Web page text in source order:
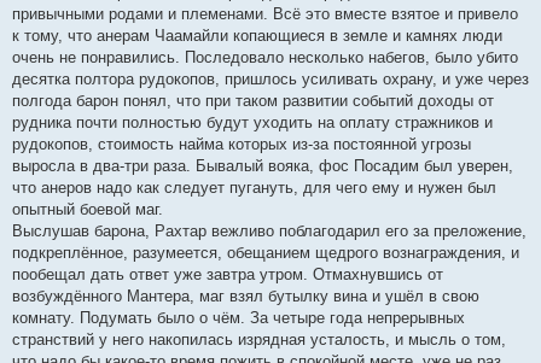
привычными родами и племенами. Всё это вместе взятое и привело
к тому, что анерам Чаамайли копающиеся в земле и камнях люди
очень не понравились. Последовало несколько набегов, было убито
десятка полтора рудокопов, пришлось усиливать охрану, и уже через
полгода барон понял, что при таком развитии событий доходы от
рудника почти полностью будут уходить на оплату стражников и
рудокопов, стоимость найма которых из-за постоянной угрозы
выросла в два-три раза. Бывалый вояка, фос Посадим был уверен,
что анеров надо как следует пугануть, для чего ему и нужен был
опытный боевой маг.
Выслушав барона, Рахтар вежливо поблагодарил его за преложение,
подкреплённое, разумеется, обещанием щедрого вознаграждения, и
пообещал дать ответ уже завтра утром. Отмахнувшись от
возбуждённого Мантера, маг взял бутылку вина и ушёл в свою
комнату. Подумать было о чём. За четыре года непрерывных
странствий у него накопилась изрядная усталость, и мысль о том,